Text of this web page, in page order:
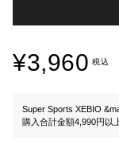
¥3,960 税込
Super Sports XEBIO
購入合計金額4,990円以